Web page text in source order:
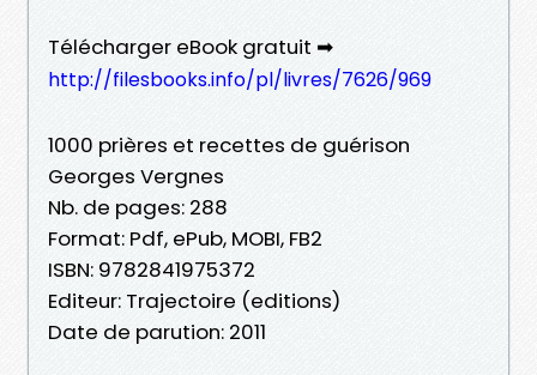
Télécharger eBook gratuit ➡
http://filesbooks.info/pl/livres/7626/969
1000 prières et recettes de guérison
Georges Vergnes
Nb. de pages: 288
Format: Pdf, ePub, MOBI, FB2
ISBN: 9782841975372
Editeur: Trajectoire (editions)
Date de parution: 2011